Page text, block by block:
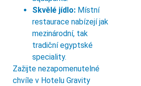
Skvělé jídlo: Místní
restaurace nabízejí jak
mezinárodní, tak
tradiční egyptské
speciality.
Zažijte nezapomenutelné
chvíle v Hotelu Gravity